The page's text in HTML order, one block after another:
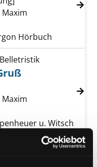
Maxim
Hörbuch
Der falsche Gruß
Belletristik
Maxim
u. Witsch